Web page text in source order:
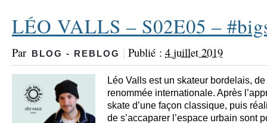
LÉO VALLS – S02E05 –
Par BLOG - REBLOG | Publié : 4 juillet 2019
Léo Valls est un skateur bordelais,
renommée internationale. Après
skate d’une façon classique, puis
de s’accaparer l’espace urbain sont